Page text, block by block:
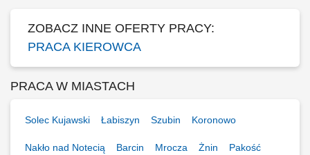
ZOBACZ INNE OFERTY PRACY:
PRACA KIEROWCA
PRACA W MIASTACH
Solec Kujawski Łabiszyn Szubin Koronowo
Nakło nad Notecią Barcin Mrocza Żnin Pakość